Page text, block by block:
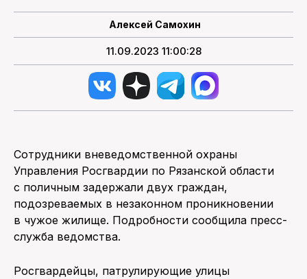
Алексей Самохин
11.09.2023 11:00:28
Сотрудники вневедомственной охраны
Управления Росгвардии по Рязанской области
с поличным задержали двух граждан,
подозреваемых в незаконном проникновении
в чужое жилище. Подробности сообщила пресс-
служба ведомства.
Росгвардейцы, патрулирующие улицы